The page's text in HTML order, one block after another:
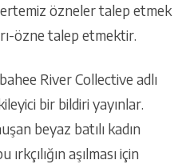
tertemiz özneler talep etmek
özne talep etmektir.
River Collective adlı
bir bildiri yayınlar.
beyaz batılı kadın
ırkçılığın aşılması için